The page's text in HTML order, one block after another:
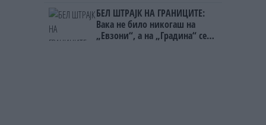
БЕЛ ШТРАЈК НА ГРАНИЦИТЕ:
Вака не било никогаш на
„Евзони“, а на „Градина“ се